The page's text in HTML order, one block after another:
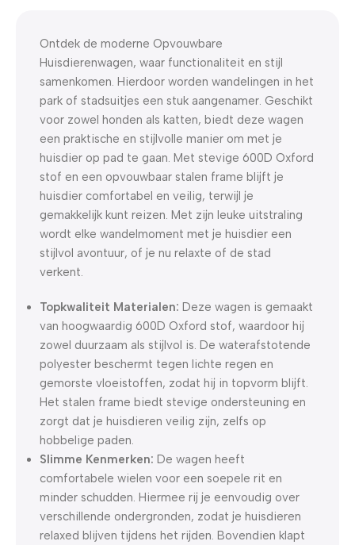
Ontdek de moderne Opvouwbare
Huisdierenwagen, waar functionaliteit en stijl
samenkomen. Hierdoor worden wandelingen in het
park of stadsuitjes een stuk aangenamer. Geschikt
voor zowel honden als katten, biedt deze wagen
een praktische en stijlvolle manier om met je
huisdier op pad te gaan. Met stevige 600D Oxford
stof en een opvouwbaar stalen frame blijft je
huisdier comfortabel en veilig, terwijl je
gemakkelijk kunt reizen. Met zijn leuke uitstraling
wordt elke wandelmoment met je huisdier een
stijlvol avontuur, of je nu relaxte of de stad
verkent.
Topkwaliteit Materialen: Deze wagen is gemaakt
van hoogwaardig 600D Oxford stof, waardoor hij
zowel duurzaam als stijlvol is. De waterafstotende
polyester beschermt tegen lichte regen en
gemorste vloeistoffen, zodat hij in topvorm blijft.
Het stalen frame biedt stevige ondersteuning en
zorgt dat je huisdieren veilig zijn, zelfs op
hobbelige paden.
Slimme Kenmerken: De wagen heeft
comfortabele wielen voor een soepele rit en
minder schudden. Hiermee rij je eenvoudig over
verschillende ondergronden, zodat je huisdieren
relaxed blijven tijdens het rijden. Bovendien klapt